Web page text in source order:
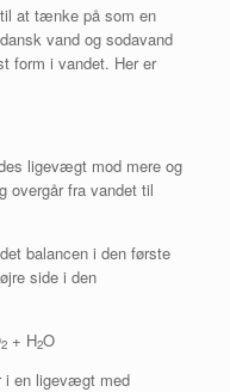
at tænke på som en
vand og sodavand
form i vandet. Her er
ligevægt mod mere og
overgår fra vandet til
balancen i den første
side i den
2 + H2O
i en ligevægt med